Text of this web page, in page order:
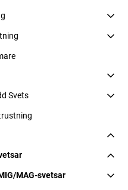
Svets
MAG-svetsar